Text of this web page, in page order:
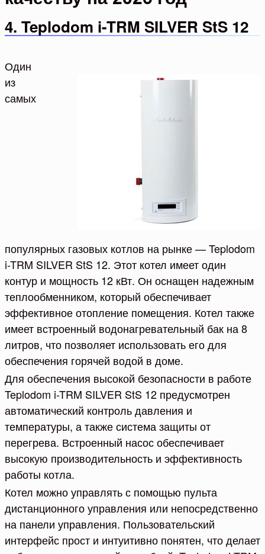
4. Teplodom i-TRM SILVER StS 12
Один
из
самых
популярных газовых котлов на рынке — Teplodom
i-TRM SILVER StS 12. Этот котел имеет один
контур и мощность 12 кВт. Он оснащен надежным
теплообменником, который обеспечивает
эффективное отопление помещения. Котел также
имеет встроенный водонагревательный бак на 8
литров, что позволяет использовать его для
обеспечения горячей водой в доме.
Для обеспечения высокой безопасности в работе
Teplodom i-TRM SILVER StS 12 предусмотрен
автоматический контроль давления и
температуры, а также система защиты от
перегрева. Встроенный насос обеспечивает
высокую производительность и эффективность
работы котла.
Котел можно управлять с помощью пульта
дистанционного управления или непосредственно
на панели управления. Пользовательский
интерфейс прост и интуитивно понятен, что делает